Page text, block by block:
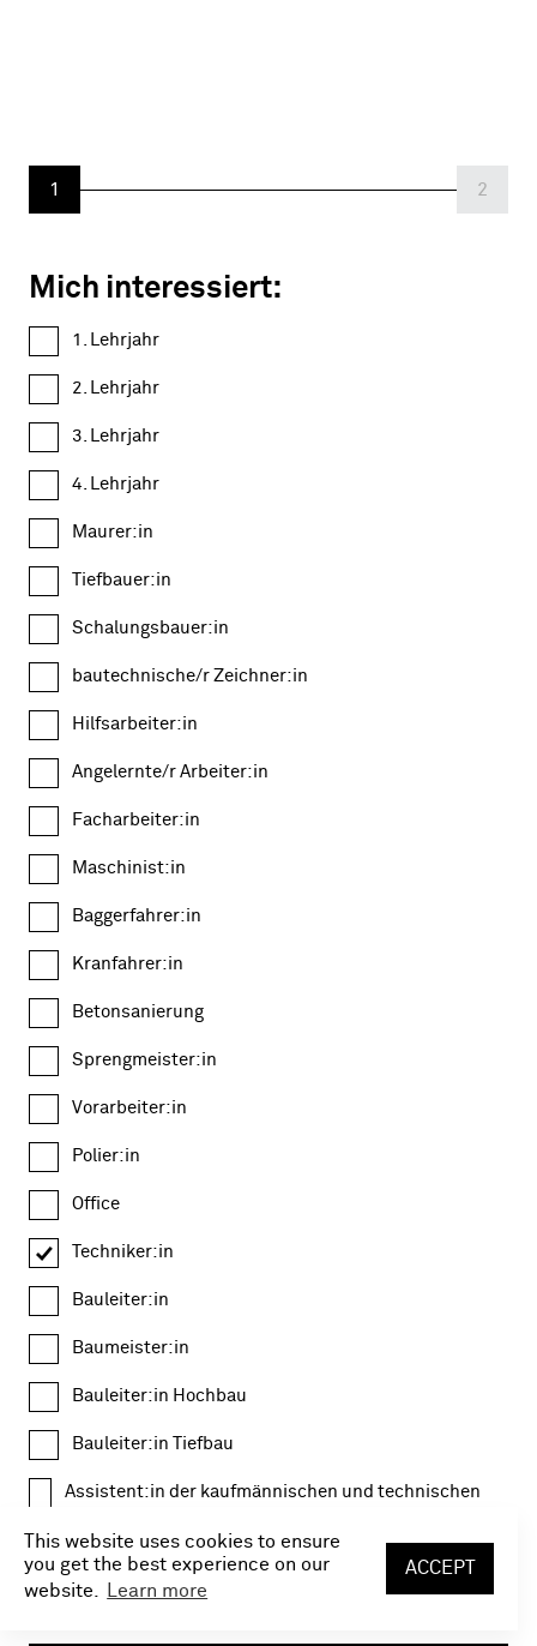
This website uses cookies to ensure
you get the best experience on our
website.
Learn more
ACCEPT
1 2
Mich interessiert:
1. Lehrjahr
2. Lehrjahr
3. Lehrjahr
4. Lehrjahr
Maurer:in
Tiefbauer:in
Schalungsbauer:in
bautechnische/r Zeichner:in
Hilfsarbeiter:in
Angelernte/r Arbeiter:in
Facharbeiter:in
Maschinist:in
Baggerfahrer:in
Kranfahrer:in
Betonsanierung
Sprengmeister:in
Vorarbeiter:in
Polier:in
Office
Techniker:in
Bauleiter:in
Baumeister:in
Bauleiter:in Hochbau
Bauleiter:in Tiefbau
Assistent:in der kaufmännischen und technischen
Kalkulant:in